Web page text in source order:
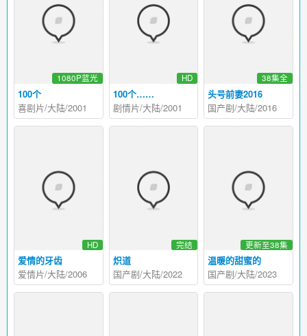
100个
1080P蓝光
喜剧片/大陆/2001
100个……
HD
剧情片/大陆/2001
头号前妻2016
38集全
国产剧/大陆/2016
爱情的牙齿
HD
爱情片/大陆/2006
炽道
完结
国产剧/大陆/2022
温暖的甜蜜的
更新至38集
国产剧/大陆/2023